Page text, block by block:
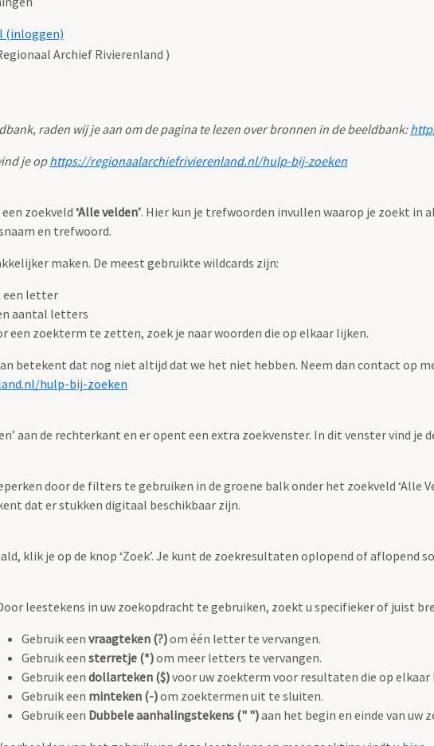
(inloggen)
Archief Rivierenland )
raden wij je aan om de pagina te lezen over bronnen in de beeldbank:
je ophttps://regionaalarchiefrivierenland.nl/hulp-bij-zoeken
zoekveld ‘Alle velden’. Hier kun je trefwoorden invullen waarop je zoekt in
en trefwoord.
maken. De meest gebruikte wildcards zijn:
een letter
aantal letters
een zoekterm te zetten, zoek je naar woorden die op elkaar lijken.
betekent dat nog niet altijd dat we het niet hebben. Neem dan contact op
hulp-bij-zoeken
aan de rechterkant en er opent een extra zoekvenster. In dit venster vind je de
door de filters te gebruiken in de groene balk onder het zoekveld ‘Alle
dat er stukken digitaal beschikbaar zijn.
klik je op de knop ‘Zoek’. Je kunt de zoekresultaten oplopend of aflopend
leestekens in uw zoekopdracht te gebruiken, zoekt u specifieker of juist
Gebruik een vraagteken (?)om één letter te vervangen.
Gebruik een sterretje (*)om meer letters te vervangen.
Gebruik een dollarteken ($)voor uw zoekterm voor resultaten die op elkaar
Gebruik een minteken (-)om zoektermen uit te sluiten.
Gebruik een Dubbele aanhalingstekens (" ")aan het begin en einde van uw